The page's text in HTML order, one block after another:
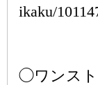
ikaku/
◯ワンスト